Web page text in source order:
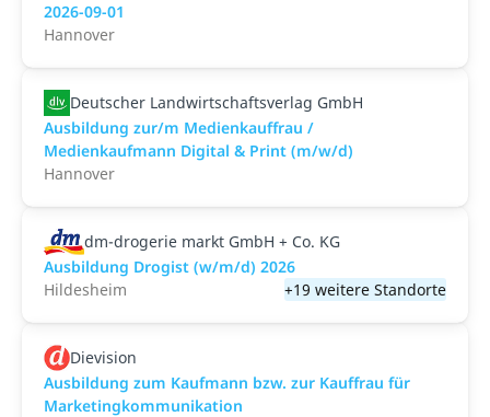
2026-09-01
Hannover
Deutscher Landwirtschaftsverlag GmbH
Ausbildung zur/m Medienkauffrau /
Medienkaufmann Digital & Print (m/w/d)
Hannover
dm-drogerie markt GmbH + Co. KG
Ausbildung Drogist (w/m/d) 2026
Hildesheim
+19 weitere Standorte
Dievision
Ausbildung zum Kaufmann bzw. zur Kauffrau für
Marketingkommunikation